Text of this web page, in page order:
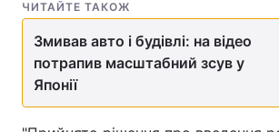
ЧИТАЙТЕ ТАКОЖ
Змивав авто і будівлі: на відео
потрапив масштабний зсув у
Японії